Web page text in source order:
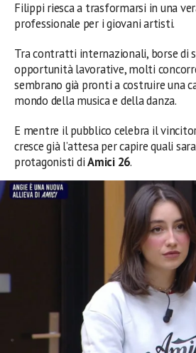
Filippi riesca a trasformarsi in una
professionale per i giovani artisti.
Tra contratti internazionali, borse di
opportunità lavorative, molti
sembrano già pronti a costruire una
mondo della musica e della danza.
E mentre il pubblico celebra il
cresce già l’attesa per capire quali
protagonisti diAmici 26.